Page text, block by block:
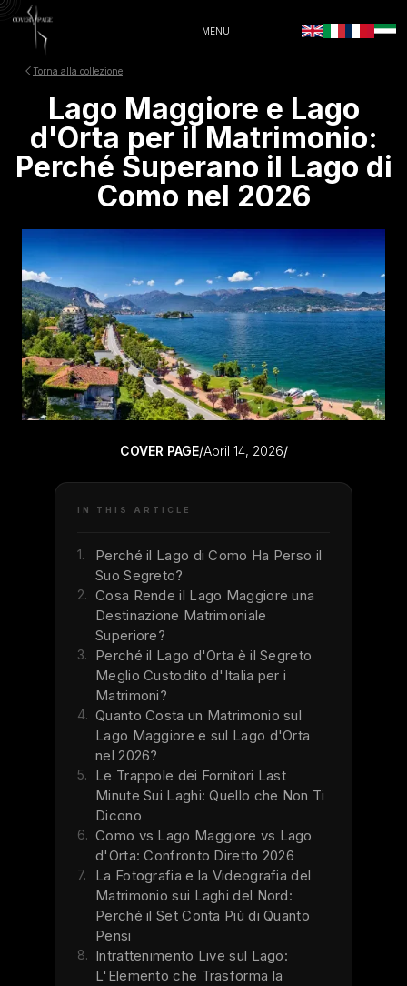
MENU
Torna alla collezione
Lago Maggiore e Lago
d'Orta per il Matrimonio:
Perché Superano il Lago di
Como nel 2026
COVER PAGE/April 14, 2026/
IN THIS ARTICLE
1.
Perché il Lago di Como Ha Perso il
Suo Segreto?
2. Cosa Rende il Lago Maggiore una
Destinazione Matrimoniale
Superiore?
3.
Perché il Lago d'Orta è il Segreto
Meglio Custodito d'Italia per i
Matrimoni?
4. Quanto Costa un Matrimonio sul
Lago Maggiore e sul Lago d'Orta
nel 2026?
5.
Le Trappole dei Fornitori Last
Minute Sui Laghi: Quello che Non Ti
Dicono
6. Como vs Lago Maggiore vs Lago
d'Orta: Confronto Diretto 2026
7.
La Fotografia e la Videografia del
Matrimonio sui Laghi del Nord:
Perché il Set Conta Più di Quanto
Pensi
8. Intrattenimento Live sul Lago:
L'Elemento che Trasforma la